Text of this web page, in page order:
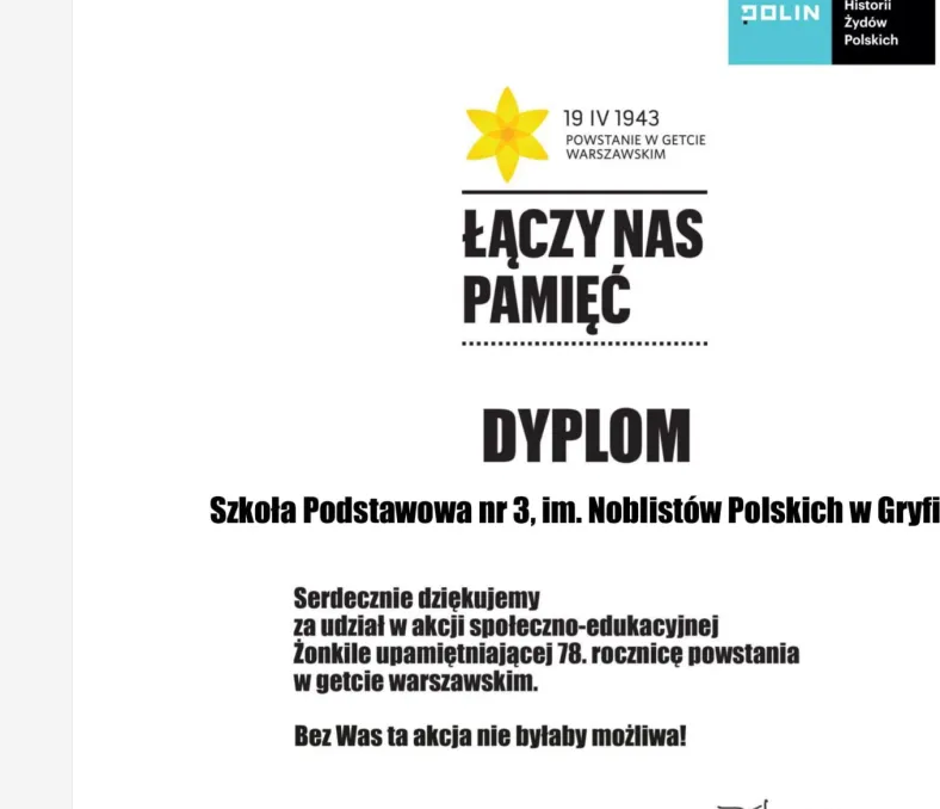
🌊🏰 Wycieczka do Trójmiasta i Malborka 🏰🌊
📚🧇🍧PODZIĘKOWANIA🍧🧇📚
Gala Laureatów – przeniesiona na wrzesień
Ósme miejsce w województwie i brązowy medal indywidualnie!